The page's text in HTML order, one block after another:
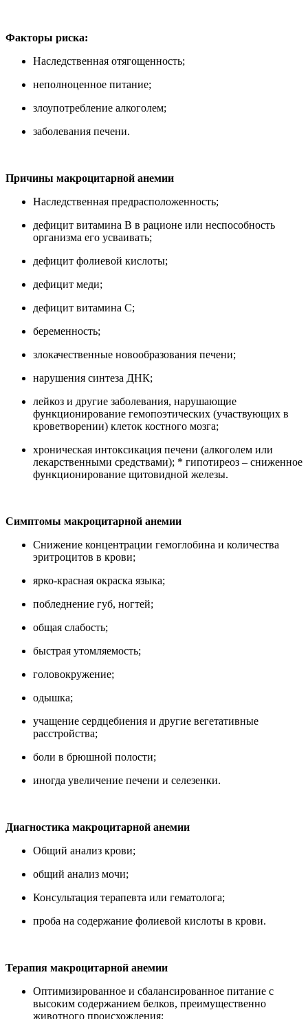
Факторы риска:
Наследственная отягощенность;
неполноценное питание;
злоупотребление алкоголем;
заболевания печени.
Причины макроцитарной анемии
Наследственная предрасположенность;
дефицит витамина B в рационе или неспособность
организма его усваивать;
дефицит фолиевой кислоты;
дефицит меди;
дефицит витамина C;
беременность;
злокачественные новообразования печени;
нарушения синтеза ДНК;
лейкоз и другие заболевания, нарушающие
функционирование гемопоэтических (участвующих в
кроветворении) клеток костного мозга;
хроническая интоксикация печени (алкоголем или
лекарственными средствами); * гипотиреоз – сниженное
функционирование щитовидной железы.
Симптомы макроцитарной анемии
Снижение концентрации гемоглобина и количества
эритроцитов в крови;
ярко-красная окраска языка;
побледнение губ, ногтей;
общая слабость;
быстрая утомляемость;
головокружение;
одышка;
учащение сердцебиения и другие вегетативные
расстройства;
боли в брюшной полости;
иногда увеличение печени и селезенки.
Диагностика макроцитарной анемии
Общий анализ крови;
общий анализ мочи;
Консультация терапевта или гематолога;
проба на содержание фолиевой кислоты в крови.
Терапия макроцитарной анемии
Оптимизированное и сбалансированное питание с
высоким содержанием белков, преимущественно
животного происхождения;